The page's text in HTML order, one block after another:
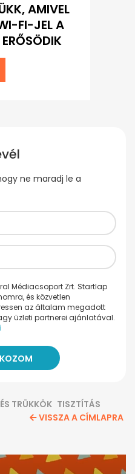
AMIVEL
FI-JEL A
ERŐSÖDIK
ne maradj le a
Médiacsoport Zrt. Startlap
és közvetlen
az általam megadott
üzleti partnerei ajánlatával.
TRÜKKÖK TISZTÍTÁS
VISSZA A CÍMLAPRA